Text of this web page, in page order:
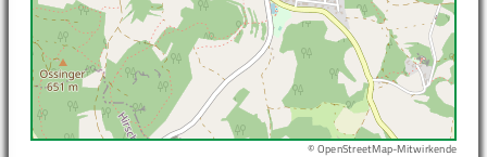
© OpenStreetMap-Mitwirkende